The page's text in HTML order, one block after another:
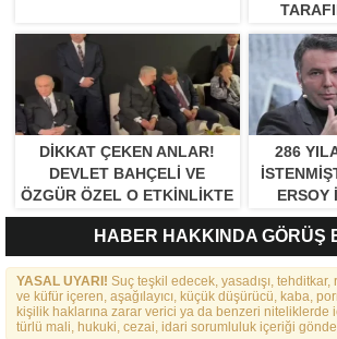
DIKKAT ÇEKEN ANLAR!
DEVLET BAHÇELI VE
ÖZGÜR ÖZEL O ETKINLIKTE
BIR ARAYA GELDILER
286
ERSOY
HABER HAKKINDA GÖRÜŞ
YASAL UYARI! Suç teşkil edecek, yasadışı, tehditkar,
ve küfür içeren, aşağılayıcı, küçük düşürücü, kaba,
kişilik haklarına zarar verici ya da benzeri niteliklerde
türlü mali, hukuki, cezai, idari sorumluluk içeriği